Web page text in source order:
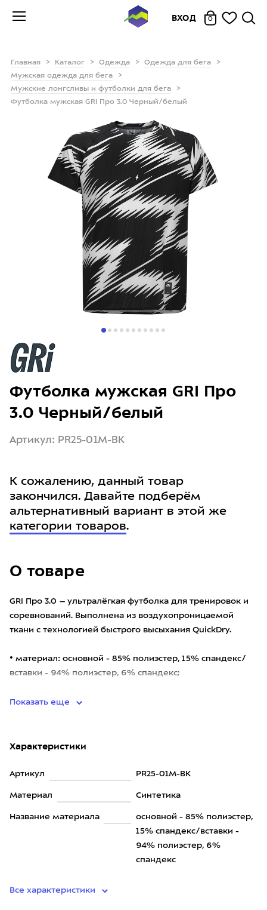
ВХОД 0
Главная Каталог Одежда
Одежда для бега
Мужская одежда для бега
Мужские лонгсливы и футболки для бега
Футболка мужская GRI Про 3.0 Черный/белый
О товаре
GRI Про 3.0 – ультралёгкая футболка для тренировок и
соревнований. Выполнена из воздухопроницаемой
ткани с технологией быстрого высыхания QuickDry.
• материал: основной - 85% полиэстер, 15% спандекс/
вставки - 94% полиэстер, 6% спандекс;
Показать еще
Характеристики
Артикул PR25-01M-BK
Материал Синтетика
Название материала
основной - 85% полиэстер,
15% спандекс/вставки -
94% полиэстер, 6%
спандекс
Все характеристики
Футболка мужская GRI Про
3.0 Черный/белый
Артикул: PR25-01M-BK
К сожалению, данный товар
закончился. Давайте подберём
альтернативный вариант в этой же
категории товаров.